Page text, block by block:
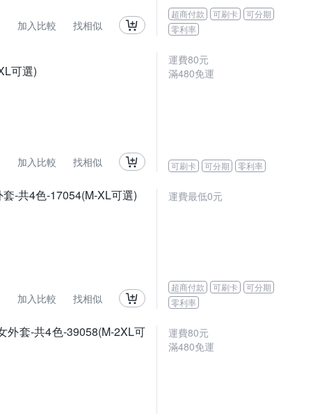
加入比較 找相似
超商付款 可刷卡
可分期
零利率
可選)
加入比較 找相似
運費80元
滿480免運
可刷卡 可分期 零利率
-共4色-17054(M-XL可選)
加入比較 找相似
運費最低0元
超商付款 可刷卡
可分期
零利率
外套-共4色-39058(M-2XL可
運費80元
滿480免運